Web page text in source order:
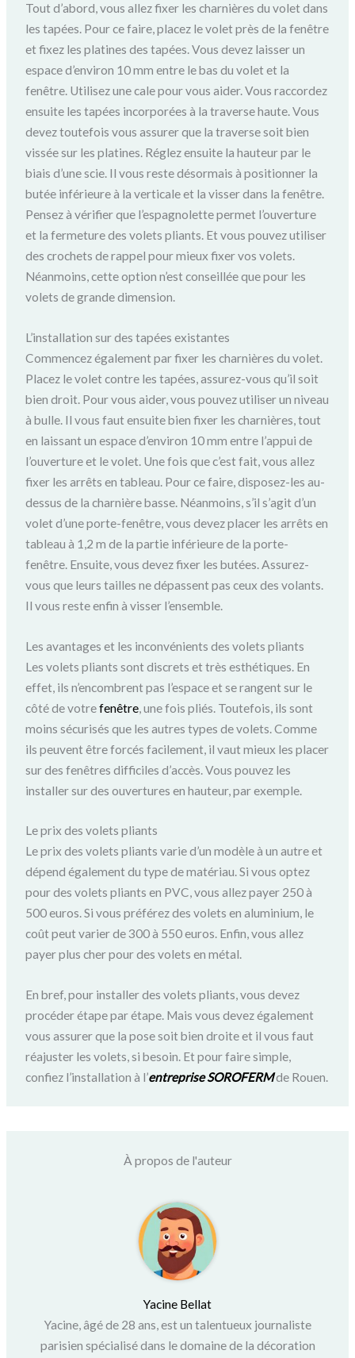
Tout d’abord, vous allez fixer les charnières du volet dans
les tapées. Pour ce faire, placez le volet près de la fenêtre
et fixez les platines des tapées. Vous devez laisser un
espace d’environ 10 mm entre le bas du volet et la
fenêtre. Utilisez une cale pour vous aider. Vous raccordez
ensuite les tapées incorporées à la traverse haute. Vous
devez toutefois vous assurer que la traverse soit bien
vissée sur les platines. Réglez ensuite la hauteur par le
biais d’une scie. Il vous reste désormais à positionner la
butée inférieure à la verticale et la visser dans la fenêtre.
Pensez à vérifier que l’espagnolette permet l’ouverture
et la fermeture des volets pliants. Et vous pouvez utiliser
des crochets de rappel pour mieux fixer vos volets.
Néanmoins, cette option n’est conseillée que pour les
volets de grande dimension.
L’installation sur des tapées existantes
Commencez également par fixer les charnières du volet.
Placez le volet contre les tapées, assurez-vous qu’il soit
bien droit. Pour vous aider, vous pouvez utiliser un niveau
à bulle. Il vous faut ensuite bien fixer les charnières, tout
en laissant un espace d’environ 10 mm entre l’appui de
l’ouverture et le volet. Une fois que c’est fait, vous allez
fixer les arrêts en tableau. Pour ce faire, disposez-les au-
dessus de la charnière basse. Néanmoins, s’il s’agit d’un
volet d’une porte-fenêtre, vous devez placer les arrêts en
tableau à 1,2 m de la partie inférieure de la porte-
fenêtre. Ensuite, vous devez fixer les butées. Assurez-
vous que leurs tailles ne dépassent pas ceux des volants.
Il vous reste enfin à visser l’ensemble.
Les avantages et les inconvénients des volets pliants
Les volets pliants sont discrets et très esthétiques. En
effet, ils n’encombrent pas l’espace et se rangent sur le
côté de votrefenêtre, une fois pliés. Toutefois, ils sont
moins sécurisés que les autres types de volets. Comme
ils peuvent être forcés facilement, il vaut mieux les placer
sur des fenêtres difficiles d’accès. Vous pouvez les
installer sur des ouvertures en hauteur, par exemple.
Le prix des volets pliants
Le prix des volets pliants varie d’un modèle à un autre et
dépend également du type de matériau. Si vous optez
pour des volets pliants en PVC, vous allez payer 250 à
500 euros. Si vous préférez des volets en aluminium, le
coût peut varier de 300 à 550 euros. Enfin, vous allez
payer plus cher pour des volets en métal.
En bref, pour installer des volets pliants, vous devez
procéder étape par étape. Mais vous devez également
vous assurer que la pose soit bien droite et il vous faut
réajuster les volets, si besoin. Et pour faire simple,
confiez l’installation à l’entreprise SOROFERMde Rouen.
À propos de l'auteur
Yacine Bellat
Yacine, âgé de 28 ans, est un talentueux journaliste
parisien spécialisé dans le domaine de la décoration